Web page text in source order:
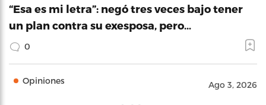
“Esa es mi letra”: negó tres veces bajo tener
un plan contra su exesposa, pero…
0
Opiniones Ago 3, 2026